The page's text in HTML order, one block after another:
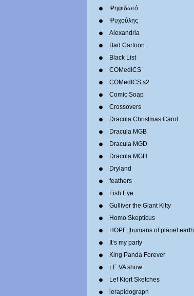
Ψηφιδωτό
Ψυχούλης
Alexandria
Bad Cartoon
Black List
COMedICS
COMedICS s2
Comic Soap
Crossovers
Dracula Christmas Carol
Dracula MGB
Dracula MGD
Dracula MGH
Dryland
feathers
Fish Eye
Gulliver the Giant Kitty
Homo Skepticus
HOPE |humans of planet earth|
It’s my party
King Panda Forever
LE.VA show
Lef Kiort Sketches
lerapidograph